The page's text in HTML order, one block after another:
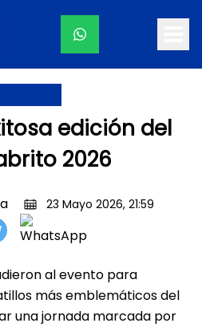
edición del
2026
23 Mayo 2026, 21:59
al evento para
más emblemáticos del
una jornada marcada por